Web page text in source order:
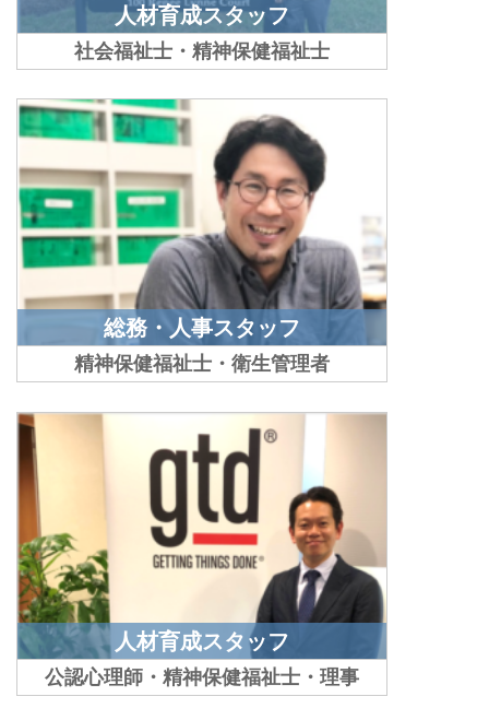
人材育成スタッフ
社会福祉士・精神保健福祉士
総務・人事スタッフ
精神保健福祉士・衛生管理者
人材育成スタッフ
公認心理師・精神保健福祉士・理事